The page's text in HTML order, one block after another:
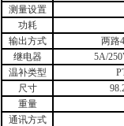
测量设置
功耗
输出方式
两路
继电器
5A/25
温补类型
尺寸
重量
通讯方式